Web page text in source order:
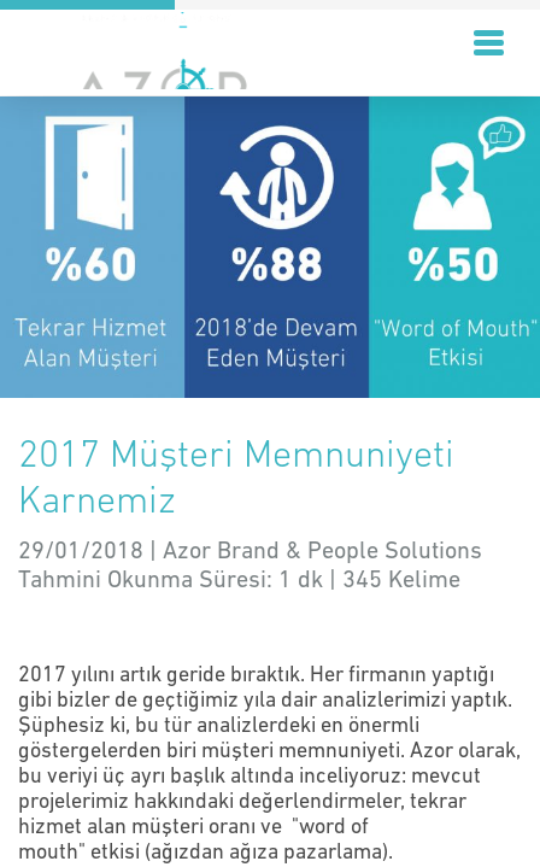
2017 Müşteri Memnuniyeti
Karnemiz
29/01/2018 | Azor Brand & People Solutions
Tahmini Okunma Süresi: 1 dk 345 Kelime
2017 yılını artık geride bıraktık. Her firmanın yaptığı
gibi bizler de geçtiğimiz yıla dair analizlerimizi yaptık.
Şüphesiz ki, bu tür analizlerdeki en önermli
göstergelerden biri müşteri memnuniyeti. Azor olarak,
bu veriyi üç ayrı başlık altında inceliyoruz: mevcut
projelerimiz hakkındaki değerlendirmeler, tekrar
hizmet alan müşteri oranı ve "word of
mouth" etkisi (ağızdan ağıza pazarlama).